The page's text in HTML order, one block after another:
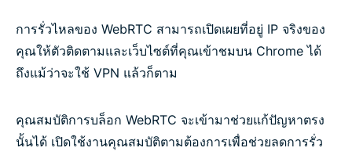
การรั่วไหลของ WebRTC สามารถเปิดเผยที่อยู่ IP จริงของ
คุณให้ตัวติดตามและเว็บไซต์ที่คุณเข้าชมบน Chrome ได้
ถึงแม้ว่าจะใช้ VPN แล้วก็ตาม
คุณสมบัติการบล็อก WebRTC จะเข้ามาช่วยแก้ปัญหาตรง
นั้นได้ เปิดใช้งานคุณสมบัติตามต้องการเพื่อช่วยลดการรั่ว